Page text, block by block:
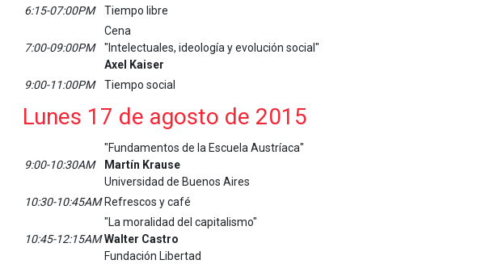
6:15-07:00PM
Tiempo libre
7:00-09:00PM
Cena
"Intelectuales, ideología y evolución social"
Axel Kaiser
9:00-11:00PM
Tiempo social
Lunes 17 de agosto de 2015
9:00-10:30AM
"Fundamentos de la Escuela Austríaca"
Martín Krause
Universidad de Buenos Aires
10:30-10:45AM Refrescos y café
10:45-12:15AM
"La moralidad del capitalismo"
Walter Castro
Fundación Libertad